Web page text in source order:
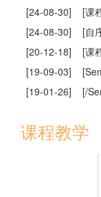
[24-08-30]
[课
[24-08-30]
[自
[20-12-18]
[课
[19-09-03]
[19-01-26]
[/
课程教学